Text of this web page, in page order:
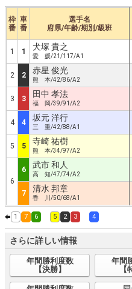
枠
番
車
番
選手名
府県/年齢/期別/級班
1 1 犬塚 貴之
愛 媛/21/117/A1
2 2 赤星 俊光
熊 本/42/86/A2
3 3 田中 孝法
福 岡/39/91/A2
4 4 坂元 洋行
三 重/42/88/A1
5 5 寺崎 祐樹
熊 本/34/97/A2
6
6 武市 和人
高 知/47/74/A2
7 清水 邦章
香 川/50/68/A1
1 7 6 5 2 3 4
さらに詳しい情報
年間勝利度数
【決勝】
年間
【